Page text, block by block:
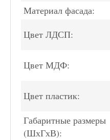
Материал фасада:
Цвет ЛДСП:
Цвет МДФ:
Цвет пластик:
Габаритные размеры
(ШхГхВ):